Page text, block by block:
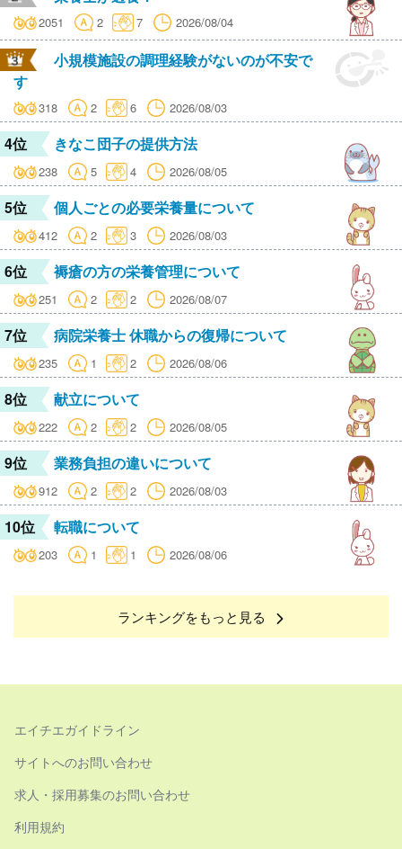
2051 2 7 2026/08/04
小規模施設の調理経験がないのが不安で
す
318 2 6 2026/08/03
4位 きなこ団子の提供方法
238 5 4 2026/08/05
5位 個人ごとの必要栄養量について
412 2 3 2026/08/03
6位 褥瘡の方の栄養管理について
251 2 2 2026/08/07
7位 病院栄養士 休職からの復帰について
235 1 2 2026/08/06
8位 献立について
222 2 2 2026/08/05
9位 業務負担の違いについて
912 2 2 2026/08/03
10位 転職について
203 1 1 2026/08/06
ランキングをもっと見る
エイチエガイドライン
サイトへのお問い合わせ
求人・採用募集のお問い合わせ
利用規約